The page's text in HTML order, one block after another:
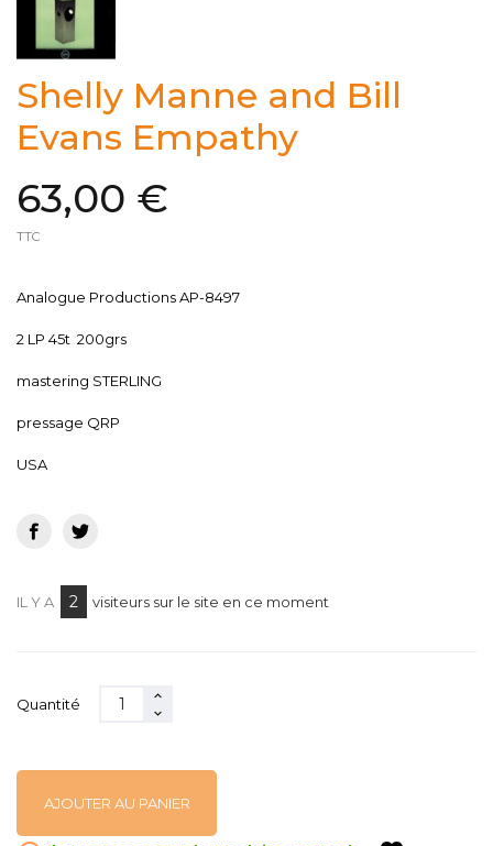
Shelly Manne and Bill
Evans Empathy
63,00 €
TTC
Analogue Productions AP-8497
2 LP 45t 200grs
mastering STERLING
pressage QRP
USA
IL Y A 2 visiteurs sur le site en ce moment
Quantité
AJOUTER AU PANIER